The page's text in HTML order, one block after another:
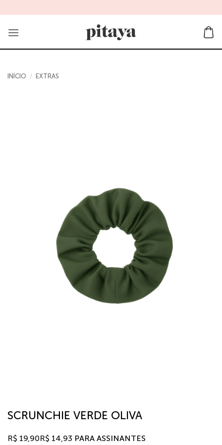
to
content
INÍCIO / EXTRAS
SCRUNCHIE VERDE OLIVA
R$ 19,90R$ 14,93 PARA ASSINANTES